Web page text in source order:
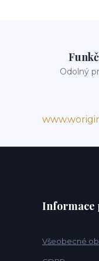
Odolný
Informace
Všeobecné